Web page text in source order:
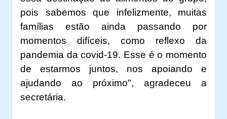
pois sabemos que infelizmente, muitas
famílias estão ainda passando por
momentos difíceis, como reflexo da
pandemia da covid-19. Esse é o momento
de estarmos juntos, nos apoiando e
ajudando ao próximo", agradeceu a
secretária.